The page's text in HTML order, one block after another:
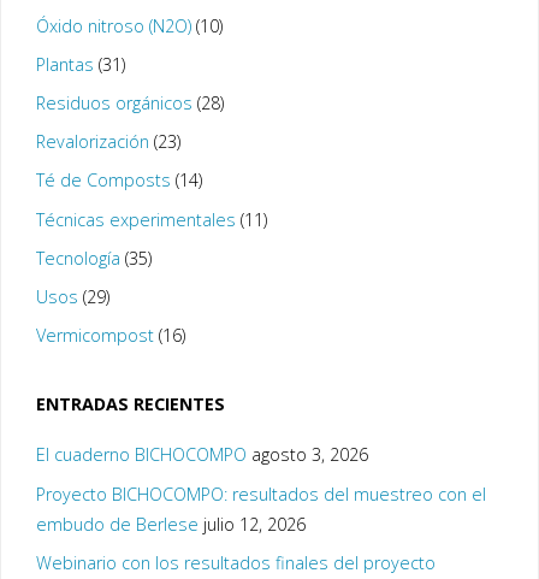
Óxido nitroso (N2O)(10)
Plantas (31)
Residuos orgánicos (28)
Revalorización (23)
Té de Composts (14)
Técnicas experimentales (11)
Tecnología (35)
Usos (29)
Vermicompost(16)
ENTRADAS RECIENTES
El cuaderno BICHOCOMPO agosto 3, 2026
Proyecto BICHOCOMPO: resultados del muestreo con el
embudo de Berlese julio 12, 2026
Webinario con los resultados finales del proyecto